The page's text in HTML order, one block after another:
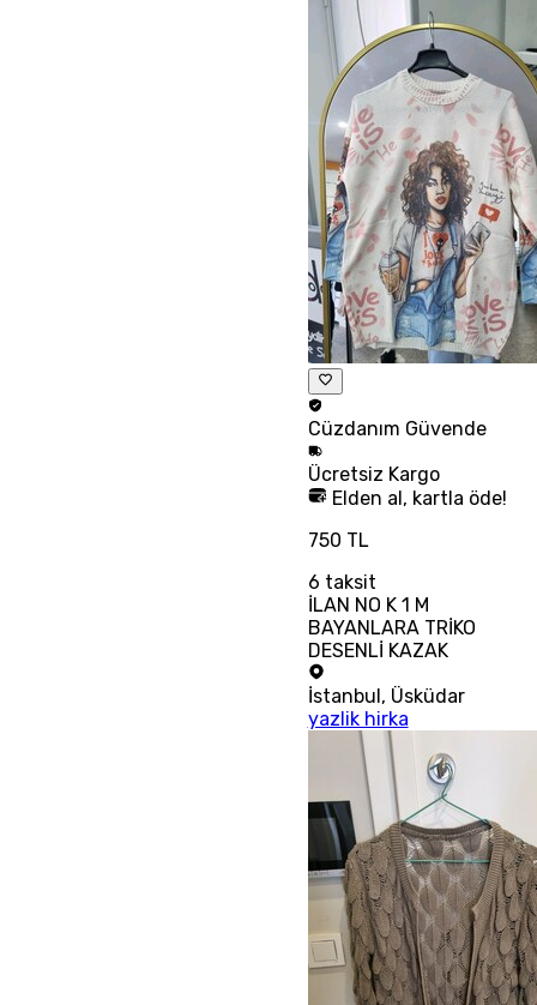
Cüzdanım Güvende
Ücretsiz Kargo
Elden al, kartla öde!
750 TL
6 taksit
İLAN NO K 1 M
BAYANLARA TRİKO
DESENLİ KAZAK
İstanbul, Üsküdar
yazlik hirka